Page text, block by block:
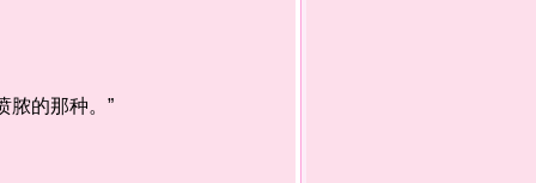
的那种。”